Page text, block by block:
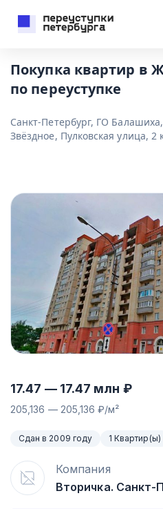
Покупка квартир
по переуступке
Санкт-Петербург, ГО
Звёздное, Пулковская улица, 2
17.47 — 17.47 млн ₽
205,136 — 205,136 ₽/м²
Сдан в 2009 году 1 Квартир(ы)
Компания
Вторичка. Санкт-